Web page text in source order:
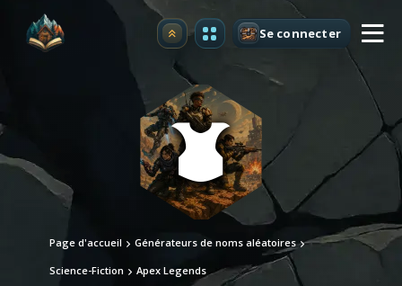
Premium Se connecter
Page d'accueil Générateurs de noms aléatoires
Science-Fiction Apex Legends